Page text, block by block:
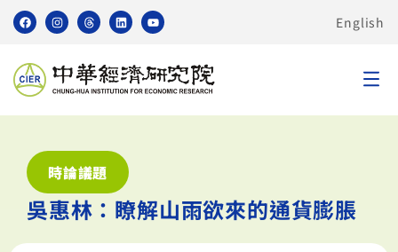
English
時論議題
吳惠林：瞭解山雨欲來的通貨膨脹